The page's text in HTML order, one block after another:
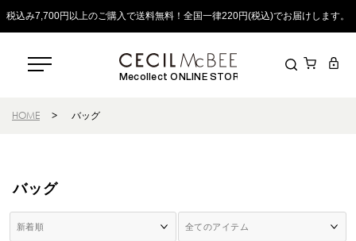
税込み7,700円以上のご購入で送料無料！全国一律220円(税込)でお届けします。
Mecollect ONLINE STORE
HOME > バッグ
バッグ